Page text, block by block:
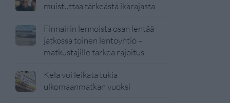
muistuttaa tärkeästä ikärajasta
Finnairin lennoista osan lentää
jatkossa toinen lentoyhtiö –
matkustajille tärkeä rajoitus
Kela voi leikata tukia
ulkomaanmatkan vuoksi